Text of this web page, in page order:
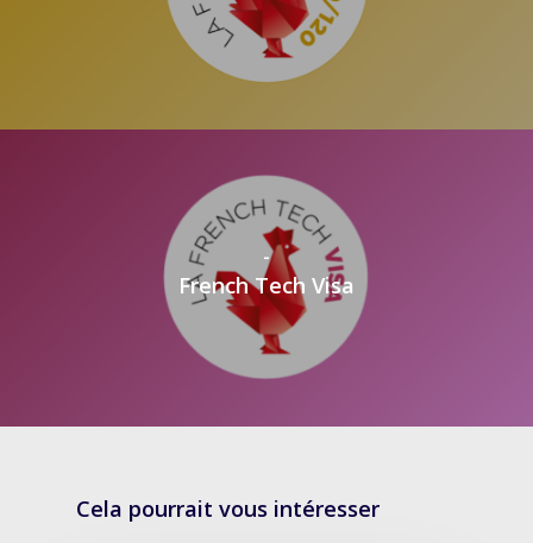
-
French Tech Visa
Cela pourrait vous intéresser